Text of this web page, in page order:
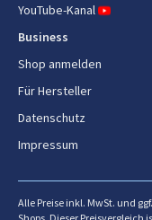
YouTube-Kanal
Business
Shop anmelden
Für Hersteller
Datenschutz
Impressum
Alle Preise inkl. MwSt. und
Shops. Dieser Preisvergleich